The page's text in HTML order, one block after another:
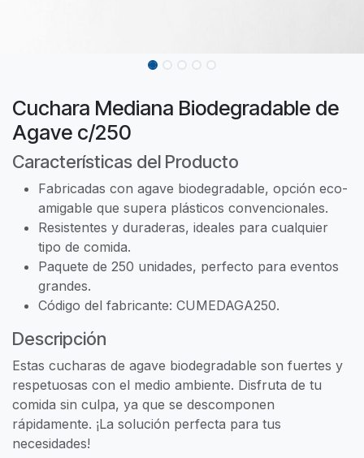
Cuchara Mediana Biodegradable de
Agave c/250
Características del Producto
Fabricadas con agave biodegradable, opción eco-
amigable que supera plásticos convencionales.
Resistentes y duraderas, ideales para cualquier
tipo de comida.
Paquete de 250 unidades, perfecto para eventos
grandes.
Código del fabricante: CUMEDAGA250.
Descripción
Estas cucharas de agave biodegradable son fuertes y
respetuosas con el medio ambiente. Disfruta de tu
comida sin culpa, ya que se descomponen
rápidamente. ¡La solución perfecta para tus
necesidades!